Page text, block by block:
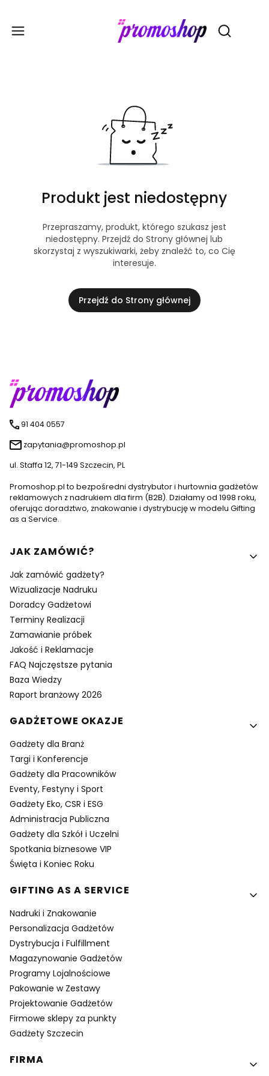
Otwórz
Produkt jest niedostępny
Przepraszamy, produkt, którego szukasz jest
niedostępny. Przejdź do Strony głównej lub
skorzystaj z wyszukiwarki, żeby znaleźć to, co Cię
interesuje.
Przejdź do Strony głównej
91 404 0557
zapytania@promoshop.pl
ul. Staffa 12, 71-149 Szczecin, PL
Promoshop.pl to bezpośredni dystrybutor i hurtownia gadżetów
reklamowych z nadrukiem dla firm (B2B). Działamy od 1998 roku,
oferując doradztwo, znakowanie i dystrybucję w modelu Gifting
as a Service.
Linki w stopce
JAK ZAMÓWIĆ?
Jak zamówić gadżety?
Wizualizacje Nadruku
Doradcy Gadżetowi
Terminy Realizacji
Zamawianie próbek
Jakość i Reklamacje
FAQ Najczęstsze pytania
Baza Wiedzy
Raport branżowy 2026
GADŻETOWE OKAZJE
Gadżety dla Branż
Targi i Konferencje
Gadżety dla Pracowników
Eventy, Festyny i Sport
Gadżety Eko, CSR i ESG
Administracja Publiczna
Gadżety dla Szkół i Uczelni
Spotkania biznesowe VIP
Święta i Koniec Roku
GIFTING AS A SERVICE
Nadruki i Znakowanie
Personalizacja Gadżetów
Dystrybucja i Fulfillment
Magazynowanie Gadżetów
Programy Lojalnościowe
Pakowanie w Zestawy
Projektowanie Gadżetów
Firmowe sklepy za punkty
Gadżety Szczecin
FIRMA